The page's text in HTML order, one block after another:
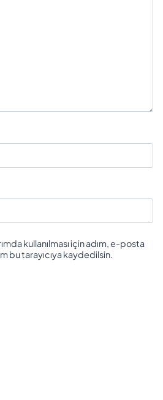
kullanılması için adım, e-posta
bu tarayıcıya kaydedilsin.